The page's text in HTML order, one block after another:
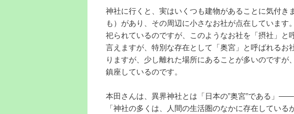
神社に行くと、実はいくつも建物があることに気付き
も）があり、その周辺に小さなお社が点在していま
祀られているのですが、このようなお社を「摂社」と
言えますが、特別な存在として「奥宮」と呼ばれるお
りますが、少し離れた場所にあることが多いのです
鎮座しているのです。
本田さんは、異界神社とは「日本の”奥宮”である」――
「神社の多くは、人間の生活圏のなかに存在してい